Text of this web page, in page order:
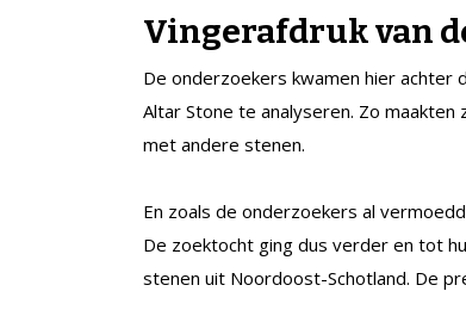
Vingerafdruk van
De onderzoekers kwamen hier achter
Altar Stone te analyseren. Zo
met andere stenen.
En zoals de onderzoekers al
De zoektocht ging dus verder en tot
stenen uit Noordoost-Schotland. De